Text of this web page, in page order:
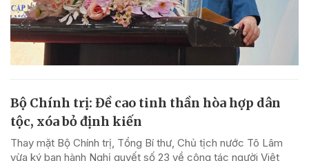
Bộ Chính trị: Đề cao tinh thần hòa hợp dân
tộc, xóa bỏ định kiến
Thay mặt Bộ Chính trị, Tổng Bí thư, Chủ tịch nước Tô Lâm
vừa ký ban hành Nghị quyết số 23 về công tác người Việt